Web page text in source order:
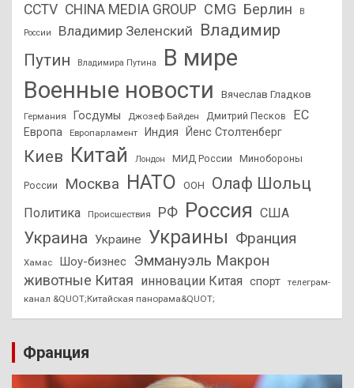
CCTV CHINA MEDIA GROUP CMG Берлин В
России Владимир Зеленский Владимир
Путин
Владимира Путина
В мире
Военные новости
Вячеслав Гладков
Германия Госдумы Джозеф Байден Дмитрий Песков ЕС
Европа Европарламент Индия Йенс Столтенберг
Киев Китай Лондон МИД России Минобороны
России Москва НАТО ООН Олаф Шольц
Политика Происшествия РФ Россия США
Украина Украине Украины Франция
Хамас Шоу-бизнес Эммануэль Макрон
животные Китая инновации Китая спорт
телеграм-
канал &QUOT;Китайская панорама&QUOT;
Франция